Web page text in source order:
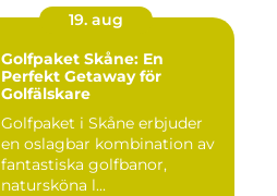
19. aug
Golfpaket Skåne: En
Perfekt Getaway för
Golfälskare
Golfpaket i Skåne erbjuder
en oslagbar kombination av
fantastiska golfbanor,
natursköna l...